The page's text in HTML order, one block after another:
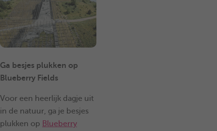
Ga besjes plukken op
Blueberry Fields
Voor een heerlijk dagje uit
in de natuur, ga je besjes
plukken op Blueberry